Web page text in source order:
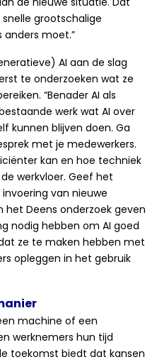
grootschalige
anders moet.”
AI aan de slag
te onderzoeken wat ze
“Benader AI als
werk wat AI over
kunnen blijven doen. Ga
met je medewerkers.
kan en hoe techniek
werkvloer. Geef het
van nieuwe
Deens onderzoek geven
nodig hebben om AI goed
ze te maken hebben met
opleggen in het gebruik
machine of een
werknemers hun tijd
toekomst biedt dat kansen